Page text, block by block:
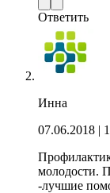
Ответить
Инна
07.06.2018 |
молодости.
-лучшие